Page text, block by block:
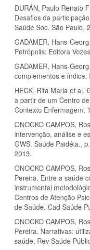
DURÁN, Paulo Renato
Desafios da
Saúde Soc. São Paulo,
GADAMER, Hans-
Petrópolis: Editora
GADAMER, Hans-
complementos e índice.
HECK, Rita Maria et al.
a partir de um Centro
Contexto Enfermagem,
ONOCKO CAMPOS,
intervenção, análise e
GWS. Saúde Paidéia.,
2013.
ONOCKO CAMPOS,
Pereira. Entre a saúde
instrumental
Centros de Atenção
de Saúde. Cad Saúde
ONOCKO CAMPOS,
Pereira. Narrativas:
saúde. Rev Saúde